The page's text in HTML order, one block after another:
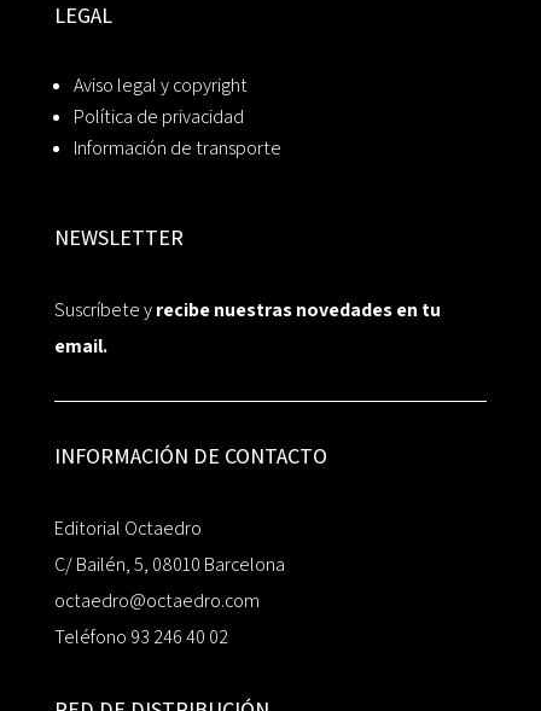
LEGAL
Aviso legal y copyright
Política de privacidad
Información de transporte
NEWSLETTER
Suscríbete yrecibe nuestras novedades en tu
email.
INFORMACIÓN DE CONTACTO
Editorial Octaedro
C/ Bailén, 5, 08010 Barcelona
octaedro@octaedro.com
Teléfono 93 246 40 02